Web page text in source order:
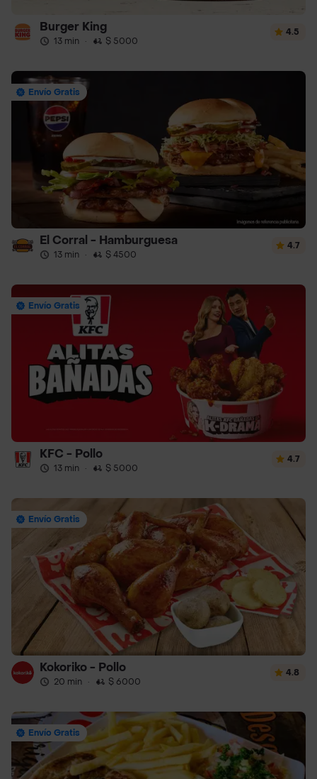
Burger King
13 min · $ 5000
4.5
Envío Gratis
El Corral - Hamburguesa
13 min · $ 4500
4.7
Envío Gratis
KFC - Pollo
13 min · $ 5000
4.7
Envío Gratis
Kokoriko - Pollo
20 min · $ 6000
4.8
Envío Gratis